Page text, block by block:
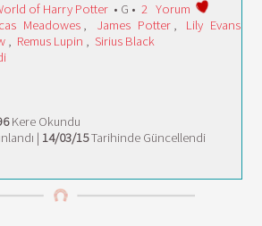
of Harry Potter • G • 2 Yorum
Meadowes , James Potter ,
Lily Evans
, Remus Lupin , Sirius Black
Kere Okundu
| 14/03/15Tarihinde Güncellendi